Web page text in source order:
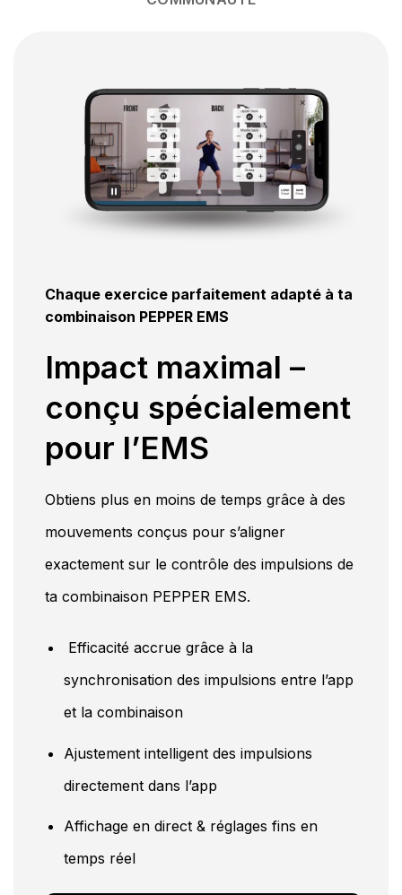
Chaque exercice parfaitement adapté à ta
combinaison PEPPER EMS
Impact maximal –
conçu spécialement
pour l’EMS
Obtiens plus en moins de temps grâce à des
mouvements conçus pour s’aligner
exactement sur le contrôle des impulsions de
ta combinaison PEPPER EMS.
Efficacité accrue grâce à la
synchronisation des impulsions entre l’app
et la combinaison
Ajustement intelligent des impulsions
directement dans l’app
Affichage en direct & réglages fins en
temps réel